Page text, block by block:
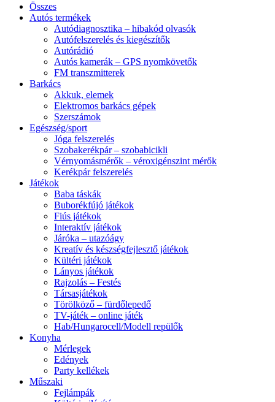
Összes
Autós termékek
Autódiagnosztika – hibakód olvasók
Autófelszerelés és kiegészítők
Autórádió
Autós kamerák – GPS nyomkövetők
FM transzmitterek
Barkács
Akkuk, elemek
Elektromos barkács gépek
Szerszámok
Egészség/sport
Jóga felszerelés
Szobakerékpár – szobabicikli
Vérnyomásmérők – véroxigénszint mérők
Kerékpár felszerelés
Játékok
Baba táskák
Buborékfújó játékok
Fiús játékok
Interaktív játékok
Járóka – utazóágy
Kreatív és készségfejlesztő játékok
Kültéri játékok
Lányos játékok
Rajzolás – Festés
Társasjátékok
Törölköző – fürdőlepedő
TV-játék – online játék
Hab/Hungarocell/Modell repülők
Konyha
Mérlegek
Edények
Party kellékek
Műszaki
Fejlámpák